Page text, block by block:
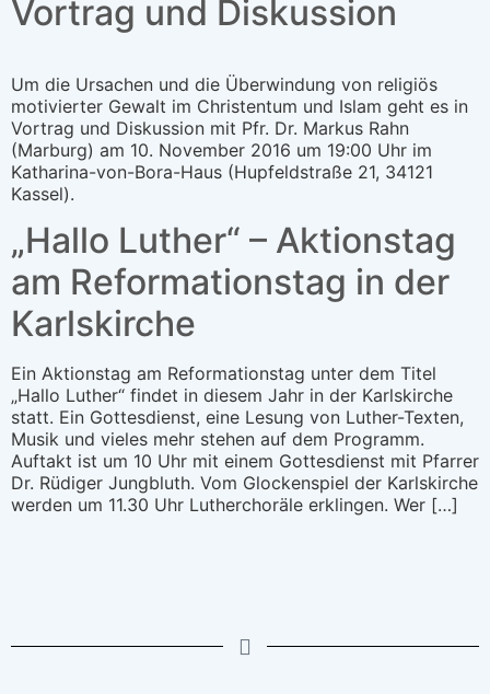
Vortrag und Diskussion
Um die Ursachen und die Überwindung von religiös
motivierter Gewalt im Christentum und Islam geht es in
Vortrag und Diskussion mit Pfr. Dr. Markus Rahn
(Marburg) am 10. November 2016 um 19:00 Uhr im
Katharina-von-Bora-Haus (Hupfeldstraße 21, 34121
Kassel).
„Hallo Luther“ – Aktionstag
am Reformationstag in der
Karlskirche
Ein Aktionstag am Reformationstag unter dem Titel
„Hallo Luther“ findet in diesem Jahr in der Karlskirche
statt. Ein Gottesdienst, eine Lesung von Luther-Texten,
Musik und vieles mehr stehen auf dem Programm.
Auftakt ist um 10 Uhr mit einem Gottesdienst mit Pfarrer
Dr. Rüdiger Jungbluth. Vom Glockenspiel der Karlskirche
werden um 11.30 Uhr Lutherchoräle erklingen. Wer […]